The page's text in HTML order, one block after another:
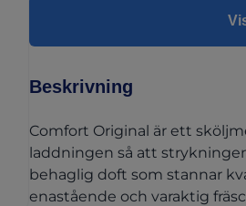
Beskrivning
Comfort Original är ett
laddningen så att
behaglig doft som stannar
enastående och varaktig